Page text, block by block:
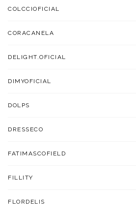
COLCCIOFICIAL
CORACANELA
DELIGHT.OFICIAL
DIMYOFICIAL
DOLPS
DRESSECO
FATIMASCOFIELD
FILLITY
FLORDELIS